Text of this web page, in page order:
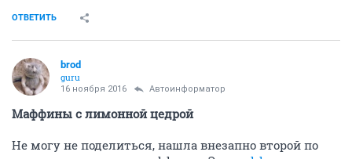
ОТВЕТИТЬ
brod
guru
16 ноября 2016 Автоинформатор
Маффины с лимонной цедрой
Не могу не поделиться, нашла внезапно второй по